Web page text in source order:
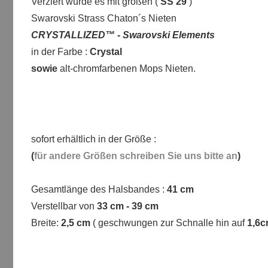
Swarovski Strass Chaton´s Nieten
CRYSTALLIZED™ - Swarovski Elements
in der Farbe : Crystal
sowie alt-chromfarbenen Mops Nieten.
sofort erhältlich in der Größe :
(für andere Größen schreiben Sie uns bitte an)
Gesamtlänge des Halsbandes : 41 cm
Verstellbar von 33 cm - 39 cm
Breite: 2,5 cm ( geschwungen zur Schnalle hin auf